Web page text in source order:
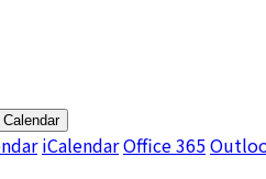
iCalendarOffice 365